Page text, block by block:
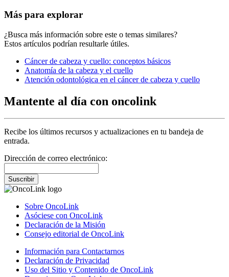
Más para explorar
¿Busca más información sobre este o temas similares?
Estos artículos podrían resultarle útiles.
Cáncer de cabeza y cuello: conceptos básicos
Anatomía de la cabeza y el cuello
Atención odontológica en el cáncer de cabeza y cuello
Mantente al día con oncolink
Recibe los últimos recursos y actualizaciones en tu bandeja de
entrada.
Dirección de correo electrónico:
Suscribir
Sobre OncoLink
Asóciese con OncoLink
Declaración de la Misión
Consejo editorial de OncoLink
Información para Contactarnos
Declaración de Privacidad
Uso del Sitio y Contenido de OncoLink